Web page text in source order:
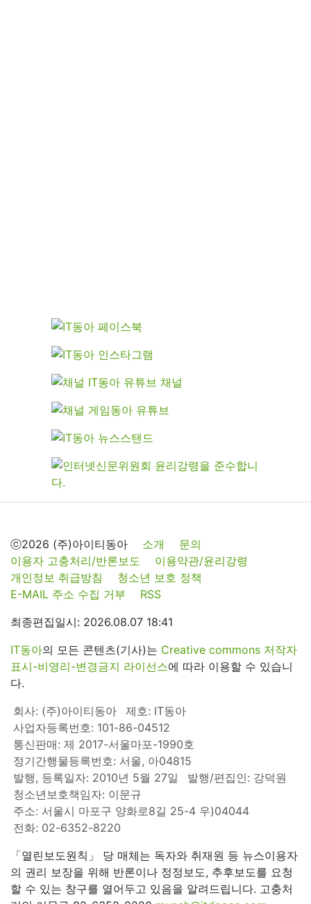
ⓒ2026 (주)아이티동아 소개
문의
이용자 고충처리/반론보도
이용약관/윤리강령
개인정보 취급방침
청소년 보호 정책
E-MAIL 주소 수집 거부
RSS
최종편집일시: 2026.08.07 18:41
IT동아의 모든 콘텐츠(기사)는 Creative commons 저작자
표시-비영리-변경금지 라이선스에 따라 이용할 수 있습니
다.
회사: (주)아이티동아
제호: IT동아
사업자등록번호: 101-86-04512
통신판매: 제 2017-서울마포-1990호
정기간행물등록번호: 서울, 아04815
발행, 등록일자: 2010년 5월 27일
발행/편집인: 강덕원
청소년보호책임자: 이문규
주소: 서울시 마포구 양화로8길 25-4 우)04044
전화: 02-6352-8220
「열린보도원칙」 당 매체는 독자와 취재원 등 뉴스이용자
의 권리 보장을 위해 반론이나 정정보도, 추후보도를 요청
할 수 있는 창구를 열어두고 있음을 알려드립니다. 고충처